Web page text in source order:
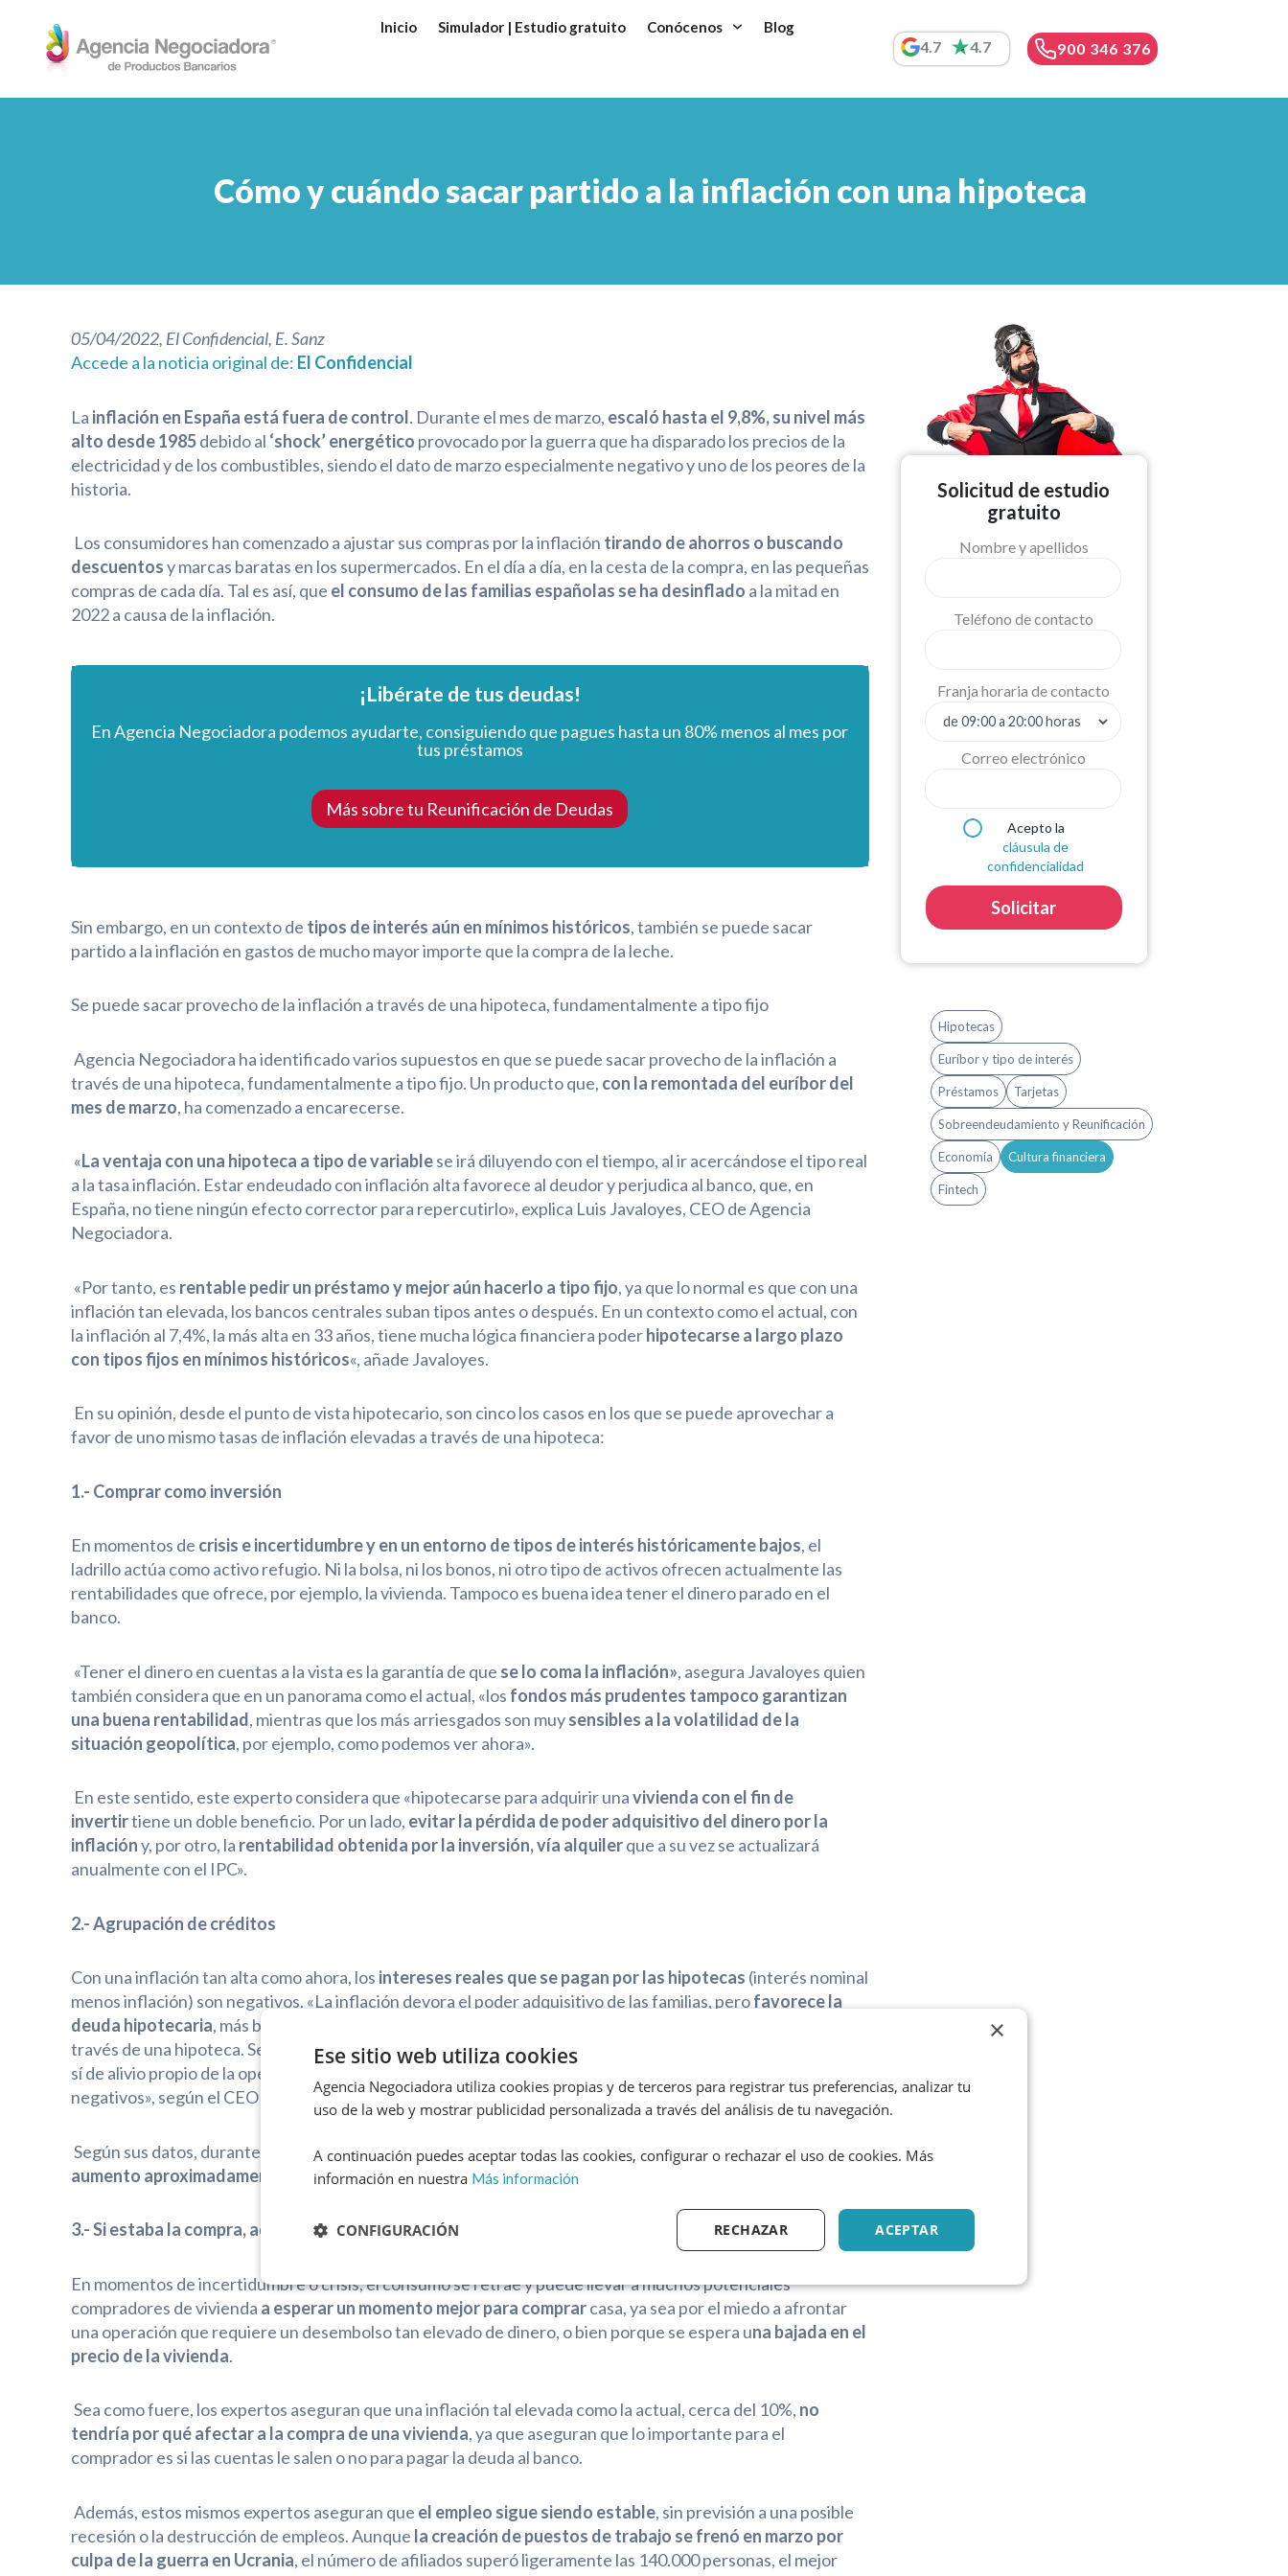
contenido
Inicio Simulador | Estudio gratuito Conócenos Blog
4.7 4.7 900 346 376
Cómo y cuándo sacar partido a la inflación con una hipoteca
05/04/2022, El Confidencial, E. Sanz
Accede a la noticia original de: El Confidencial
La inflación en España está fuera de control. Durante el mes de marzo, escaló hasta el 9,8%, su nivel más
alto desde 1985debido al ‘shock’ energético provocado por la guerra que ha disparado los precios de la
electricidad y de los combustibles, siendo el dato de marzo especialmente negativo y uno de los peores de la
historia.
Los consumidores han comenzado a ajustar sus compras por la inflación tirando de ahorros o buscando
descuentosy marcas baratas en los supermercados. En el día a día, en la cesta de la compra, en las pequeñas
compras de cada día. Tal es así, que el consumo de las familias españolas se ha desinflado a la mitad en
2022 a causa de la inflación.
¡Libérate de tus deudas!
En Agencia Negociadora podemos ayudarte, consiguiendo que pagues hasta un 80% menos al mes por
tus préstamos
Más sobre tu Reunificación de Deudas
Sin embargo, en un contexto de tipos de interés aún en mínimos históricos, también se puede sacar
partido a la inflación en gastos de mucho mayor importe que la compra de la leche.
Se puede sacar provecho de la inflación a través de una hipoteca, fundamentalmente a tipo fijo
Agencia Negociadora ha identificado varios supuestos en que se puede sacar provecho de la inflación a
través de una hipoteca, fundamentalmente a tipo fijo. Un producto que, con la remontada del euríbor del
mes de marzo, ha comenzado a encarecerse.
«La ventaja con una hipoteca a tipo de variablese irá diluyendo con el tiempo, al ir acercándose el tipo real
a la tasa inflación. Estar endeudado con inflación alta favorece al deudor y perjudica al banco, que, en
España, no tiene ningún efecto corrector para repercutirlo», explica Luis Javaloyes, CEO de Agencia
Negociadora.
«Por tanto, es rentable pedir un préstamo y mejor aún hacerlo a tipo fijo, ya que lo normal es que con una
inflación tan elevada, los bancos centrales suban tipos antes o después. En un contexto como el actual, con
la inflación al 7,4%, la más alta en 33 años, tiene mucha lógica financiera poderhipotecarse a largo plazo
con tipos fijos en mínimos históricos«, añade Javaloyes.
En su opinión, desde el punto de vista hipotecario, son cinco los casos en los que se puede aprovechar a
favor de uno mismo tasas de inflación elevadas a través de una hipoteca:
1.- Comprar como inversión
En momentos de crisis e incertidumbre y en un entorno de tipos de interés históricamente bajos, el
ladrillo actúa como activo refugio. Ni la bolsa, ni los bonos, ni otro tipo de activos ofrecen actualmente las
rentabilidades que ofrece, por ejemplo, la vivienda. Tampoco es buena idea tener el dinero parado en el
banco.
«Tener el dinero en cuentas a la vista es la garantía de que se lo coma la inflación», asegura Javaloyes quien
también considera que en un panorama como el actual, «los fondos más prudentes tampoco garantizan
una buena rentabilidad, mientras que los más arriesgados son muysensibles a la volatilidad de la
situación geopolítica, por ejemplo, como podemos ver ahora».
En este sentido, este experto considera que «hipotecarse para adquirir unavivienda con el fin de
invertirtiene un doble beneficio. Por un lado, evitar la pérdida de poder adquisitivo del dinero por la
inflacióny, por otro, la rentabilidad obtenida por la inversión, vía alquilerque a su vez se actualizará
anualmente con el IPC».
2.- Agrupación de créditos
Con una inflación tan alta como ahora, los intereses reales que se pagan por las hipotecas (interés nominal
menos inflación) son negativos. «La inflación devora el poder adquisitivo de las familias, perofavorece la
deuda hipotecaria, más barata. Por eso muchas familias se plantean hacer una reunificación de deudas a
través de una hipoteca. Se trata de un medio perfecto para recuperar capacidad de compra, por el efecto en
sí de alivio propio de la operación y además por aprovechar la posibilidad de hipotecarse a tipos reales
negativos», según el CEO de esta compañía.
Según sus datos, durante el primer trimestre de 2022,las solicitudes de reunificaciones de deuda han
aumento aproximadamente un 8%, con un importe medio en torno a los de 100.000 euros.
3.- Si estaba la compra, adelante
En momentos de incertidumbre o crisis, el consumo se retrae y puede llevar a muchos potenciales
compradores de vivienda a esperar un momento mejor para comprarcasa, ya sea por el miedo a afrontar
una operación que requiere un desembolso tan elevado de dinero, o bien porque se espera una bajada en el
precio de la vivienda.
Sea como fuere, los expertos aseguran que una inflación tal elevada como la actual, cerca del 10%, no
tendría por qué afectar a la compra de una vivienda, ya que aseguran que lo importante para el
comprador es si las cuentas le salen o no para pagar la deuda al banco.
Además, estos mismos expertos aseguran que el empleo sigue siendo estable, sin previsión a una posible
recesión o la destrucción de empleos. Aunque la creación de puestos de trabajo se frenó en marzo por
culpa de la guerra en Ucrania, el número de afiliados superó ligeramente las 140.000 personas, el mejor
Solicitud de estudio
gratuito
Nombre y apellidos
Teléfono de contacto
Franja horaria de contacto
Correo electrónico
Acepto la
cláusula de
confidencialidad
Solicitar
Hipotecas
Euríbor y tipo de interés
Préstamos Tarjetas
Sobreendeudamiento y Reunificación
Economía Cultura financiera
Fintech
×
Ese sitio web utiliza cookies
Agencia Negociadora utiliza cookies propias y de terceros para registrar tus preferencias, analizar tu
uso de la web y mostrar publicidad personalizada a través del análisis de tu navegación.
A continuación puedes aceptar todas las cookies, configurar o rechazar el uso de cookies. Más
información en nuestra Más información
ACEPTAR
RECHAZAR
CONFIGURACIÓN